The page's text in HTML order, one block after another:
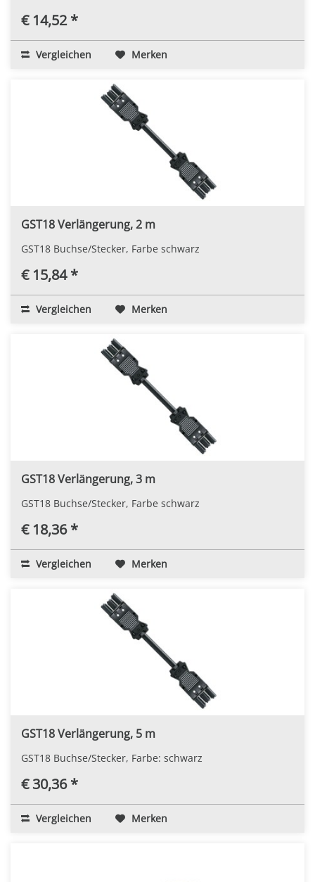
€ 14,52 *
Vergleichen Merken
GST18 Verlängerung, 2 m
GST18 Buchse/Stecker, Farbe schwarz
€ 15,84 *
Vergleichen Merken
GST18 Verlängerung, 3 m
GST18 Buchse/Stecker, Farbe schwarz
€ 18,36 *
Vergleichen Merken
GST18 Verlängerung, 5 m
GST18 Buchse/Stecker, Farbe: schwarz
€ 30,36 *
Vergleichen Merken